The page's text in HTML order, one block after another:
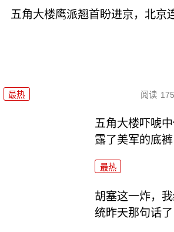
五角大楼鹰派翘首盼进京，北京
最热 阅读
五角大楼吓唬
露了美军的底裤
最热
胡塞这一炸，
统昨天那句话了